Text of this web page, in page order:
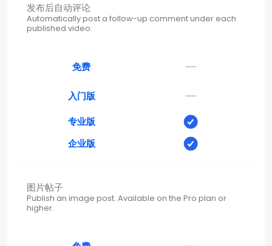
发布后自动评论
Automatically post a follow-up comment under each
published video.
免费 —
入门版 —
专业版
企业版
图片帖子
Publish an image post. Available on the Pro plan or
higher.